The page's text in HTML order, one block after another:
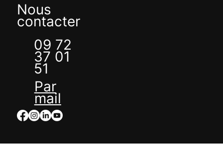
Nous
contacter
09 72
37 01
51
Par
mail